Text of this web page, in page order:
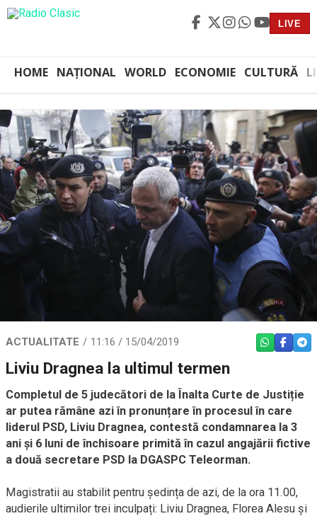
LIVE
HOME NAȚIONAL WORLD ECONOMIE CULTURĂ
ACTUALITATE 11:16 / 15/04/2019 WHATSAPP
Liviu Dragnea la ultimul termen
Completul de 5 judecători de la Înalta Curte de Justiție
ar putea rămâne azi în pronunțare în procesul în care
liderul PSD, Liviu Dragnea, contestă condamnarea la 3
ani și 6 luni de închisoare primită în cazul angajării fictive
a două secretare PSD la DGASPC Teleorman.
Magistratii au stabilit pentru ședința de azi, de la ora 11.00,
audierile ultimilor trei inculpați: Liviu Dragnea, Florea Alesu și